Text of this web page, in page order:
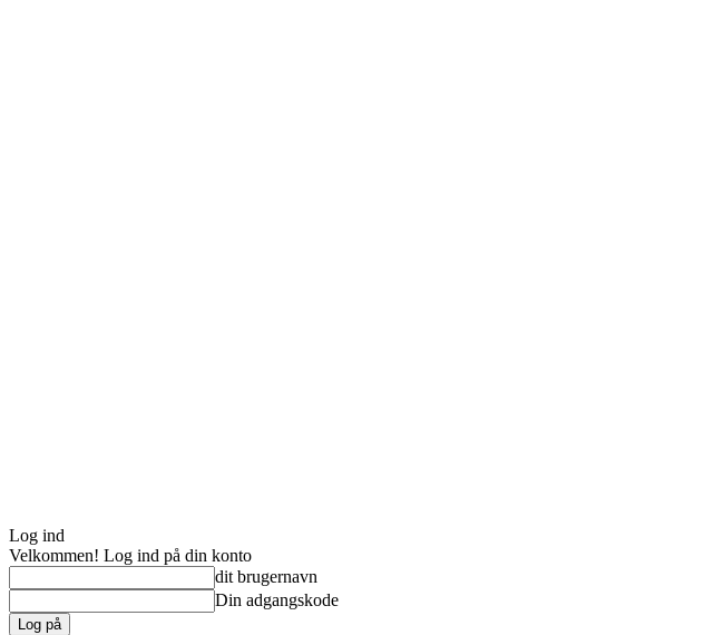
Log ind
Velkommen! Log ind på din konto
dit brugernavn
Din adgangskode